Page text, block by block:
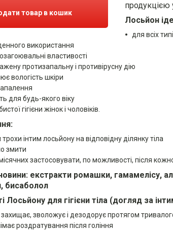
товар в кошик
продукцією
Лосьйон
для всіх
використання
властивості
протизапальну і противірусну дію
вологість шкіри
для будь-якого віку
гігієни жінок і чоловіків.
інтим лосьйону на відповідну ділянку тіла
змити
застосовувати, по можливості, після
екстракти ромашки, гамамелісу,
бисаболол
Лосьйону для гігієни тіла (догляд за
захищає, зволожує і дезодорує протягом
роздратування після гоління